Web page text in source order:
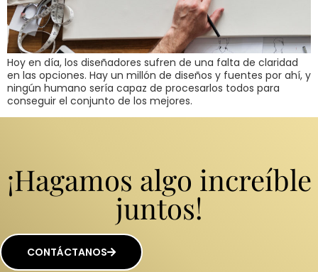
Hoy en día, los diseñadores sufren de una falta de claridad
en las opciones. Hay un millón de diseños y fuentes por ahí, y
ningún humano sería capaz de procesarlos todos para
conseguir el conjunto de los mejores.
¡Hagamos algo increíble
juntos!
CONTÁCTANOS